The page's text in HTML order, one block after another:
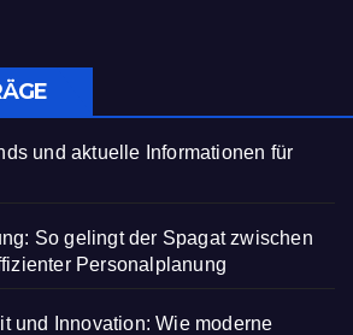
und aktuelle Informationen für
So gelingt der Spagat zwischen
Personalplanung
und Innovation: Wie moderne